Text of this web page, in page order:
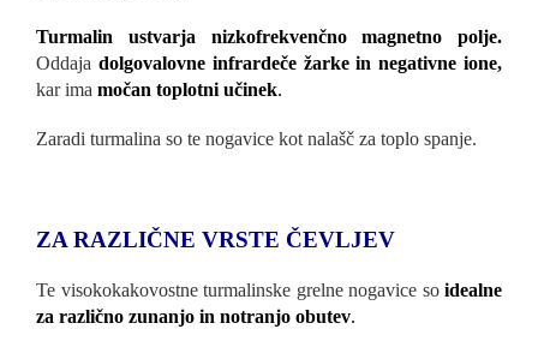
Turmalin ustvarja nizkofrekvenčno magnetno polje.
Oddaja dolgovalovne infrardeče žarke in negativne ione,
kar ima močan toplotni učinek.
Zaradi turmalina so te nogavice kot nalašč za toplo spanje.
ZA RAZLIČNE VRSTE ČEVLJEV
Te visokokakovostne turmalinske grelne nogavice so idealne
za različno zunanjo in notranjo obutev.